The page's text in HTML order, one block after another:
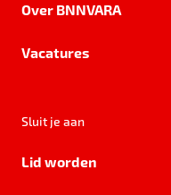
Over BNNVARA
Vacatures
Sluit je aan
Lid worden